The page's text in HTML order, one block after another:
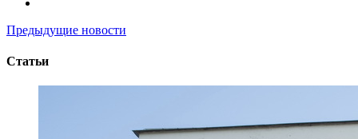
Предыдущие новости
Статьи